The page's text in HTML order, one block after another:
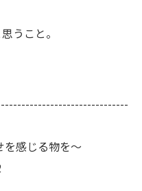
うこと。
感じる物を～